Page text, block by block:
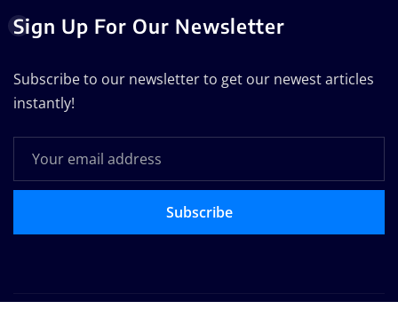
Sign Up For Our Newsletter
Subscribe to our newsletter to get our newest articles
instantly!
Subscribe